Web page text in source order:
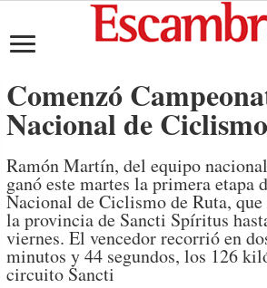
Comenzó
Nacional de
Ramón Martín, del equipo
ganó este martes la primera etapa
Nacional de Ciclismo de Ruta,
la provincia de Sancti Spíritus
viernes. El vencedor recorrió en
minutos y 44 segundos, los 126
circuito Sancti